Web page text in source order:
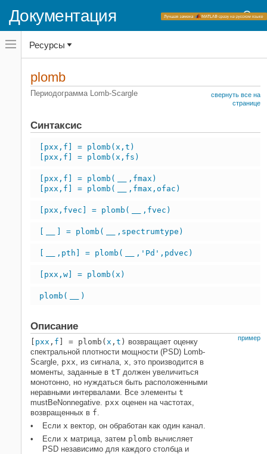
Документация
Переключатель
навигационного
меню
переключатель
навигационного
Signal Processing Toolbox
НА ЭТОЙ СТРАНИЦЕ
Описание
Примеры
Входные параметры
Больше о
Смотрите также
Ресурсы
plomb
Периодограмма Lomb-Scargle
свернуть все на
странице
Синтаксис
[pxx,f] = plomb(x,t)
[pxx,f] = plomb(x,fs)
[pxx,f] = plomb(
,fmax)
[pxx,f] = plomb(
,fmax,ofac)
[pxx,fvec] = plomb( ,fvec)
] = plomb( ,spectrumtype)
,pth] = plomb( ,'Pd',pdvec)
[pxx,w] = plomb(x)
plomb( )
Описание
пример
pxx , f ] = plomb( x , t ) возвращает оценку
спектральной плотности мощности (PSD) Lomb-
Scargle, pxx, из сигнала, x, это производится в
моменты, заданные в tT должен увеличиться
монотонно, но нуждаться быть расположенными
неравными интервалами. Все элементы t
mustBeNonnegative. pxx оценен на частотах,
возвращенных в f.
Если x вектор, он обработан как один канал.
Если x матрица, затем plomb вычисляет
PSD независимо для каждого столбца и